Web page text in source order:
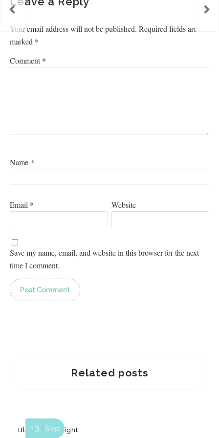
Your email address will not be published. Required fields are
marked *
Comment*
Name *
Email * Website
Save my name, email, and website in this browser for the next
time I comment.
Related posts
Blind in the Light
13 Sep